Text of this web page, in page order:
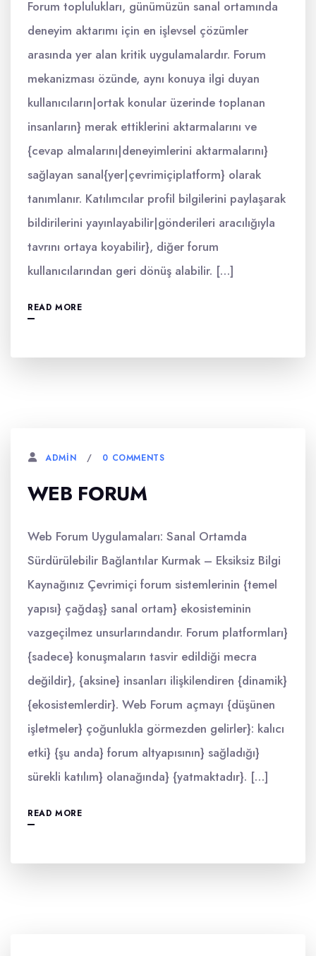
Forum toplulukları, günümüzün sanal ortamında
deneyim aktarımı için en işlevsel çözümler
arasında yer alan kritik uygulamalardır. Forum
mekanizması özünde, aynı konuya ilgi duyan
kullanıcıların|ortak konular üzerinde toplanan
insanların} merak ettiklerini aktarmalarını ve
{cevap almalarını|deneyimlerini aktarmalarını}
sağlayan sanal{yer|çevrimiçiplatform} olarak
tanımlanır. Katılımcılar profil bilgilerini paylaşarak
bildirilerini yayınlayabilir|gönderileri aracılığıyla
tavrını ortaya koyabilir}, diğer forum
kullanıcılarından geri dönüş alabilir. […]
READ MORE
ADMIN 0 COMMENTS
WEB FORUM
Web Forum Uygulamaları: Sanal Ortamda
Sürdürülebilir Bağlantılar Kurmak – Eksiksiz Bilgi
Kaynağınız Çevrimiçi forum sistemlerinin {temel
yapısı} çağdaş} sanal ortam} ekosisteminin
vazgeçilmez unsurlarındandır. Forum platformları}
{sadece} konuşmaların tasvir edildiği mecra
değildir}, {aksine} insanları ilişkilendiren {dinamik}
{ekosistemlerdir}. Web Forum açmayı {düşünen
işletmeler} çoğunlukla görmezden gelirler}: kalıcı
etki} {şu anda} forum altyapısının} sağladığı}
sürekli katılım} olanağında} {yatmaktadır}. […]
READ MORE